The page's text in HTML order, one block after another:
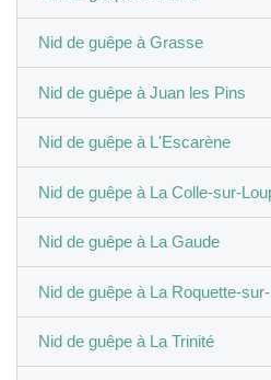
Nid de guêpe à Grasse
Nid de guêpe à Juan les Pins
Nid de guêpe à L'Escarène
Nid de guêpe à La Colle-sur-
Nid de guêpe à La Gaude
Nid de guêpe à La Roquette-
Nid de guêpe à La Trinité